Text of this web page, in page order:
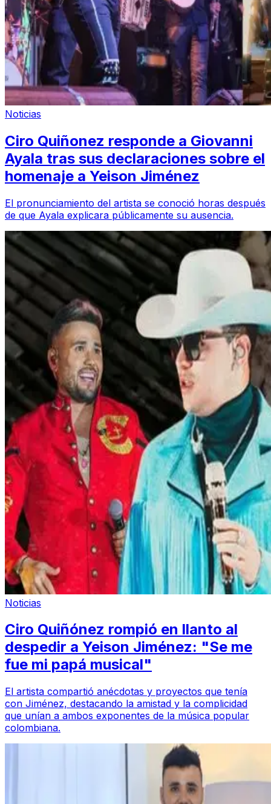
Noticias
Ciro Quiñonez responde a Giovanni
Ayala tras sus declaraciones sobre el
homenaje a Yeison Jiménez
El pronunciamiento del artista se conoció horas después
de que Ayala explicara públicamente su ausencia.
Noticias
Ciro Quiñónez rompió en llanto al
despedir a Yeison Jiménez: "Se me
fue mi papá musical"
El artista compartió anécdotas y proyectos que tenía
con Jiménez, destacando la amistad y la complicidad
que unían a ambos exponentes de la música popular
colombiana.